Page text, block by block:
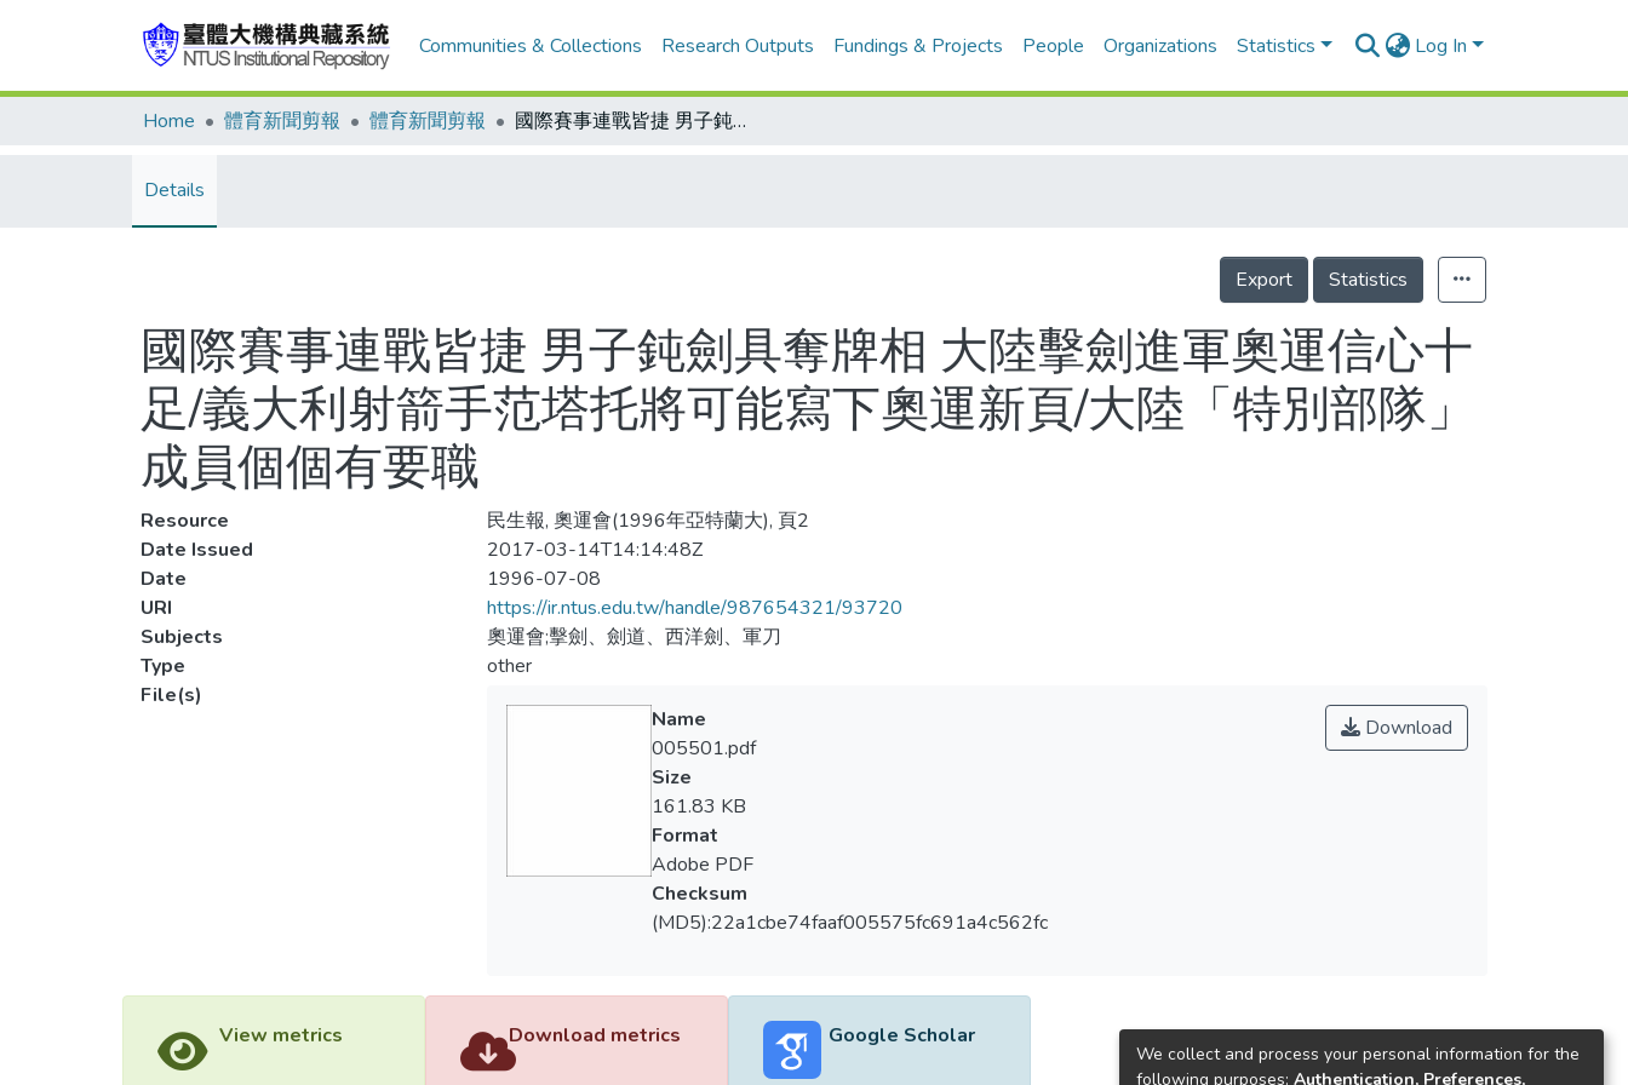
Communities & Collections Research Outputs Fundings & Projects People Organizations Statistics Log In
Home 體育新聞剪報 體育新聞剪報 國際賽事連戰皆捷 男子鈍劍具奪牌相 大陸擊劍進軍奧運信心十足/義大利射箭手范塔托將可能寫下奧運新頁/大陸「特別部隊」成員個個有要職
Details
Export Statistics
國際賽事連戰皆捷 男子鈍劍具奪牌相 大陸擊劍進軍奧運信心十
足/義大利射箭手范塔托將可能寫下奧運新頁/大陸「特別部隊」
成員個個有要職
Resource
民生報, 奧運會(1996年亞特蘭大), 頁2
Date Issued
2017-03-14T14:14:48Z
Date
1996-07-08
URI
https://ir.ntus.edu.tw/handle/987654321/93720
Subjects
奧運會;擊劍、劍道、西洋劍、軍刀
Type
other
File(s)
Download
Name
005501.pdf
Size
161.83 KB
Format
Adobe PDF
Checksum
(MD5):22a1cbe74faaf005575fc691a4c562fc
View metrics Download metrics Google Scholar
We collect and process your personal information for the
following purposes: Authentication, Preferences,